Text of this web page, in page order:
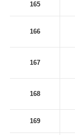
165
166
167
168
169